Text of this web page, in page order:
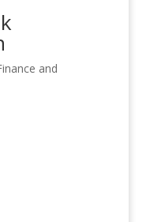
and